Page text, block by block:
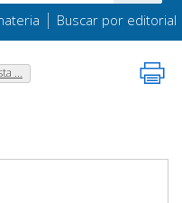
| Buscar por editorial
...